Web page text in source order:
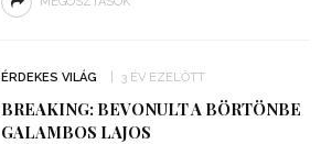
ÉRDEKES VILÁG 3 ÉV EZELŐTT
BREAKING: BEVONULT A BÖRTÖNBE
GALAMBOS LAJOS